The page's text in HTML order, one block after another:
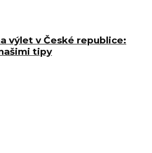
výlet v České republice:
tipy